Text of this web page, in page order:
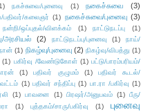
நகச்சுவை/புனைவு (1) நகைச்சுவை (3)
பதிவர்/கலைஞர் (1) நகைச்சுவை/புனைவு (3)
நன்றி/ஒப்புதல்/விளக்கம் (1) நாட்டுநடப்பு (1)
அரசியல் (2) நாட்டுநடப்பு/புனைவு (1)
நாய்/
(1) நிகழ்வு/புனைவு (2) நிகழ்வு/விபத்து (1)
(1) பகிர்வு /வேண்டுகோள் (1) பட்டு/பாரம்பரியம்/
(1) பதிவர் குழுமம் (1)
பதிவர் கூடல்/
(1) பதிவர் சந்திப்பு (1) பா.ரா /பகிர்வு (1)
(1) பாவனை (1) பிரஷர்/அனுபவம் (1) பீரு/
(1) புத்தகம்/சாரு/பகிர்வு (1)
புனைவு